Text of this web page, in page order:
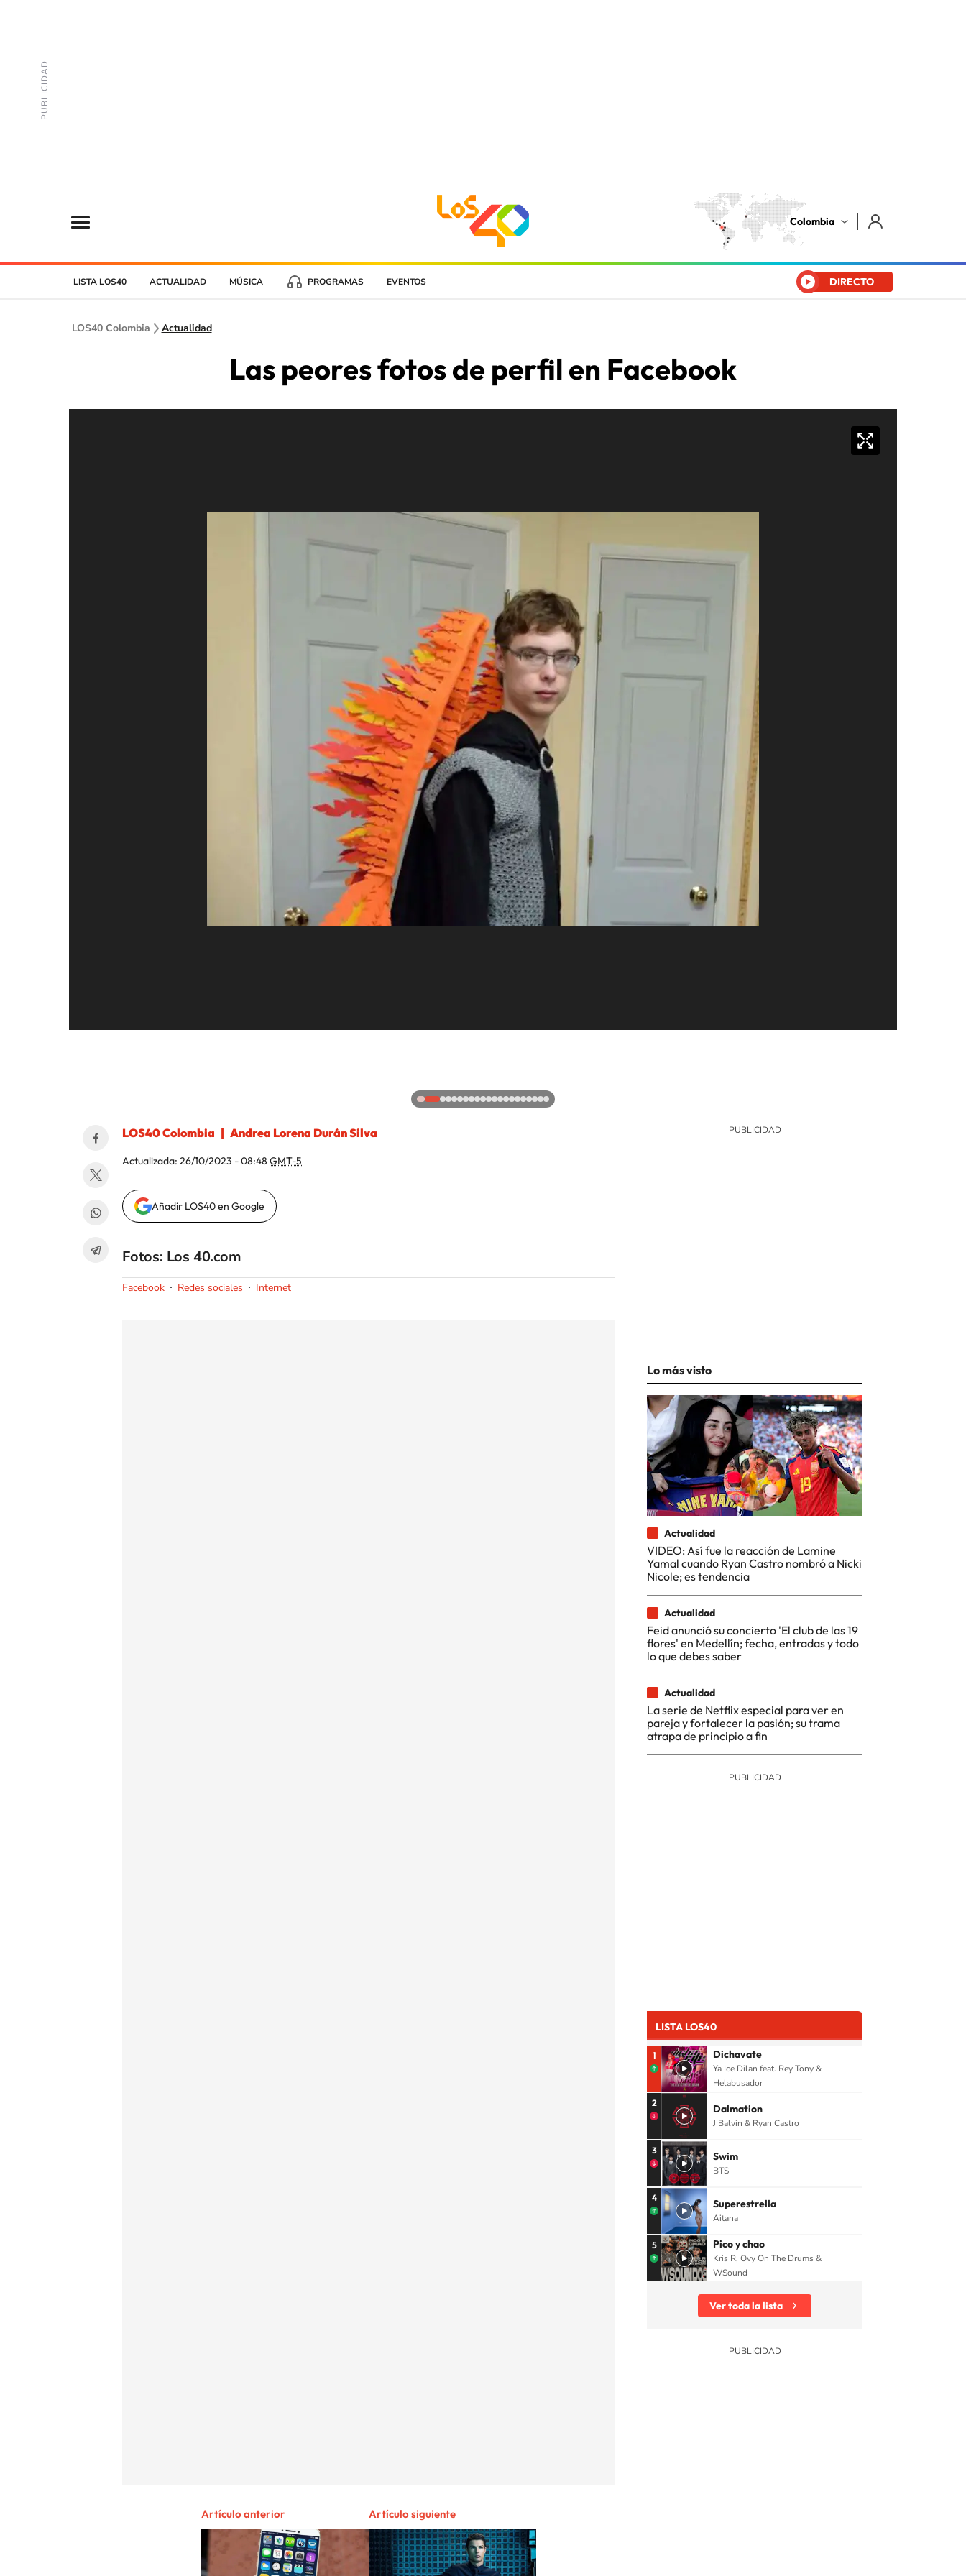
Colombia
LISTA LOS40 ACTUALIDAD MÚSICA PROGRAMAS EVENTOS DIRECTO
LOS40 Colombia Actualidad
Las peores fotos de perfil en Facebook
LOS40 Colombia Andrea Lorena Durán Silva
Actualizada: 26/10/2023 - 08:48 GMT-5
Añadir LOS40 en Google
Fotos: Los 40.com
Facebook Redes sociales Internet
Artículo anterior Artículo siguiente
Lo más visto
Actualidad
VIDEO: Así fue la reacción de Lamine
Yamal cuando Ryan Castro nombró a Nicki
Nicole; es tendencia
Actualidad
Feid anunció su concierto 'El club de las 19
flores' en Medellín; fecha, entradas y todo
lo que debes saber
Actualidad
La serie de Netflix especial para ver en
pareja y fortalecer la pasión; su trama
atrapa de principio a fin
LISTA LOS40
1 Dichavate
Ya Ice Dilan feat. Rey Tony &
Helabusador
2 Dalmation
J Balvin & Ryan Castro
3 Swim
BTS
4 Superestrella
Aitana
5 Pico y chao
Kris R, Ovy On The Drums &
WSound
Ver toda la lista